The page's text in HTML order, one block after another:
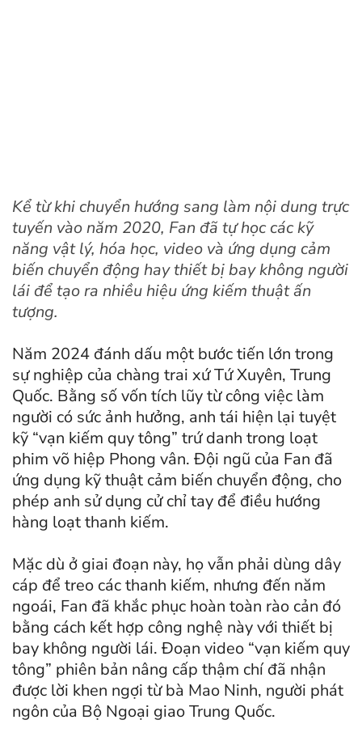
Kể từ khi chuyển hướng sang làm nội dung trực
tuyến vào năm 2020, Fan đã tự học các kỹ
năng vật lý, hóa học, video và ứng dụng cảm
biến chuyển động hay thiết bị bay không người
lái để tạo ra nhiều hiệu ứng kiếm thuật ấn
tượng.
Năm 2024 đánh dấu một bước tiến lớn trong
sự nghiệp của chàng trai xứ Tứ Xuyên, Trung
Quốc. Bằng số vốn tích lũy từ công việc làm
người có sức ảnh hưởng, anh tái hiện lại tuyệt
kỹ “vạn kiếm quy tông” trứ danh trong loạt
phim võ hiệp Phong vân. Đội ngũ của Fan đã
ứng dụng kỹ thuật cảm biến chuyển động, cho
phép anh sử dụng cử chỉ tay để điều hướng
hàng loạt thanh kiếm.
Mặc dù ở giai đoạn này, họ vẫn phải dùng dây
cáp để treo các thanh kiếm, nhưng đến năm
ngoái, Fan đã khắc phục hoàn toàn rào cản đó
bằng cách kết hợp công nghệ này với thiết bị
bay không người lái. Đoạn video “vạn kiếm quy
tông” phiên bản nâng cấp thậm chí đã nhận
được lời khen ngợi từ bà Mao Ninh, người phát
ngôn của Bộ Ngoại giao Trung Quốc.